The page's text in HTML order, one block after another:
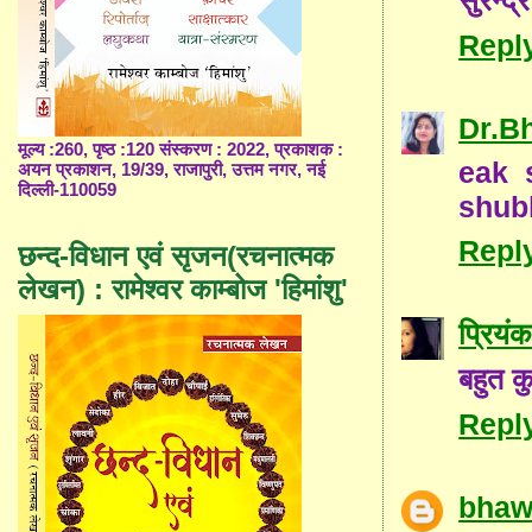
eak
बहुत
मूल्य :260, पृष्ठ :120 संस्करण : 2022, प्रकाशक :
अयन प्रकाशन, 19/39, राजापुरी, उत्तम नगर, नई
दिल्ली-110059
छन्द-विधान एवं सृजन(रचनात्मक
लेखन) : रामेश्वर काम्बोज 'हिमांशु'